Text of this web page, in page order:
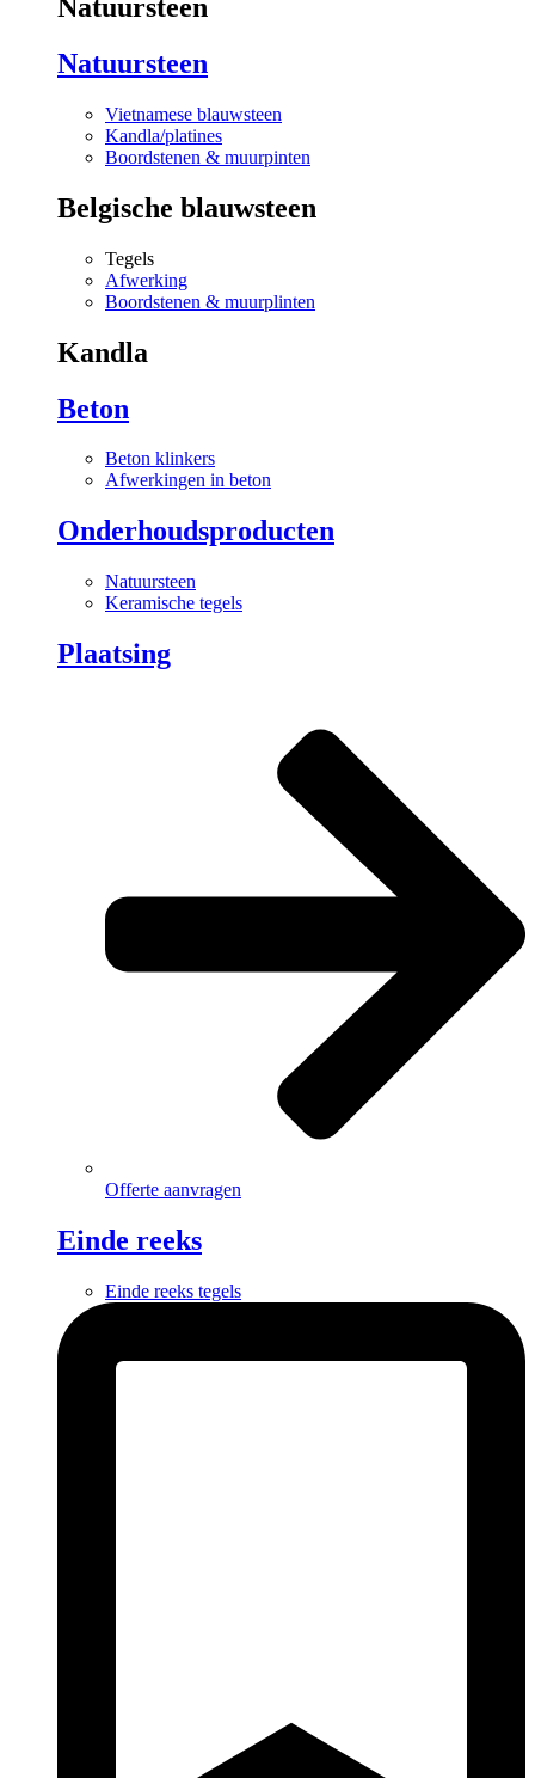
Natuursteen
Natuursteen
Vietnamese blauwsteen
Kandla/platines
Boordstenen & muurpinten
Belgische blauwsteen
Tegels
Afwerking
Boordstenen & muurplinten
Kandla
Beton
Beton klinkers
Afwerkingen in beton
Onderhoudsproducten
Natuursteen
Keramische tegels
Plaatsing
Offerte aanvragen
Einde reeks
Einde reeks tegels